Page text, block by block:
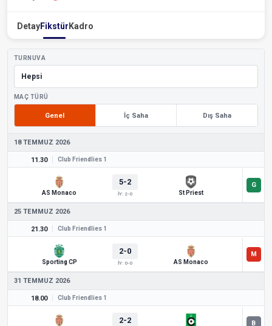
DetayFikstür Kadro
TURNUVA
MAÇ TÜRÜ
Genel İç Saha Dış Saha
18 TEMMUZ 2026
11.30 Club Friendlies 1
AS Monaco
5-2
İY: 2-0 St Priest
25 TEMMUZ 2026
21.30 Club Friendlies 1
Sporting CP
2-0
İY: 0-0 AS Monaco
31 TEMMUZ 2026
18.00 Club Friendlies 1
2-2